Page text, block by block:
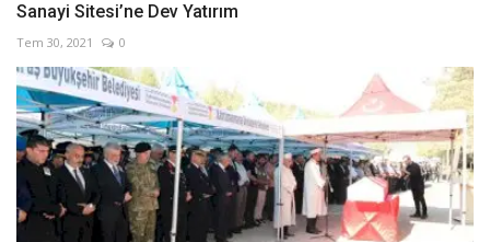
Sanayi Sitesi’ne Dev Yatırım
Tem 30, 2021 0